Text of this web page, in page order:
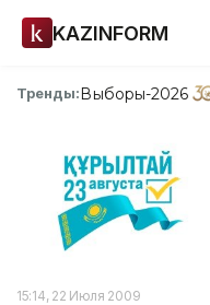
KAZINFORM
Тренды:Выборы-2026
15:14, 22 Июля 2009